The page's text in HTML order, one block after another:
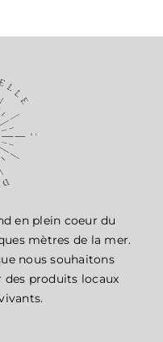
en plein coeur du
mètres de la mer.
nous souhaitons
produits locaux